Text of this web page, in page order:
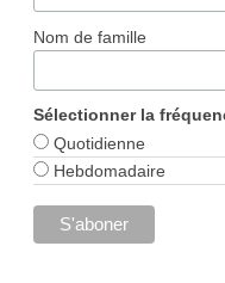
Nom de famille
Sélectionner la
Quotidienne
Hebdomadaire